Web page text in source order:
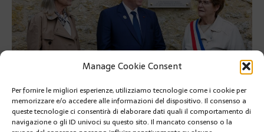
Manage Cookie Consent
Per fornire le migliori esperienze, utilizziamo tecnologie come i cookie per
memorizzare e/o accedere alle informazioni del dispositivo. Il consenso a
queste tecnologie ci consentirà di elaborare dati quali il comportamento di
navigazione o gli ID univoci su questo sito. Il mancato consenso o la